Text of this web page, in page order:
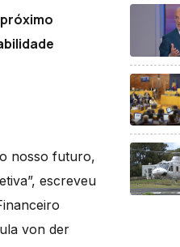
nosso futuro,
escreveu
von der